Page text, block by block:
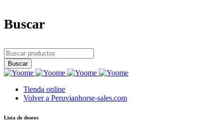
Buscar
Tienda online
Volver a Peruvianhorse-sales.com
Lista de deseos